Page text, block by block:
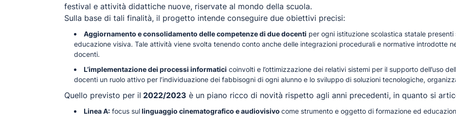
festival e attività didattiche nuove, riservate al mondo della scuola.
Sulla base di tali finalità, il progetto intende conseguire due obiettivi precisi:
Aggiornamento e consolidamento delle competenze di due docenti per ogni istituzione scolastica statale
educazione visiva. Tale attività viene svolta tenendo conto anche delle integrazioni procedurali e normative introdotte
docenti.
L’implementazione dei processi informatici coinvolti e l’ottimizzazione dei relativi sistemi per il supporto dell’uso
docenti un ruolo attivo per l’individuazione dei fabbisogni di ogni alunno e lo sviluppo di soluzioni tecnologiche,
Quello previsto per il 2022/2023 è un piano ricco di novità rispetto agli anni precedenti, in quanto si
Linea A: focus sullinguaggio cinematografico e audiovisivo come strumento e oggetto di formazione ed